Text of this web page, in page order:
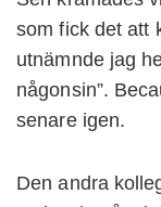
som fick det att
utnämnde jag
någonsin”.
senare igen.
Den andra